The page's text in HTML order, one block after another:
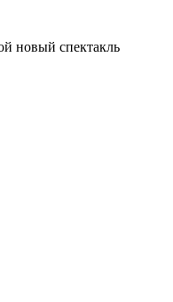
новый спектакль